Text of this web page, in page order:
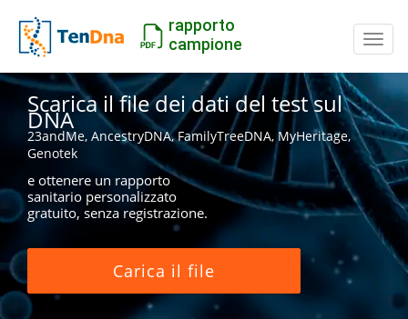
rapporto
campione
Scarica il file dei dati del test sul
DNA
23andMe, AncestryDNA, FamilyTreeDNA, MyHeritage,
Genotek
e ottenere un rapporto
sanitario personalizzato
gratuito, senza registrazione.
Carica il file